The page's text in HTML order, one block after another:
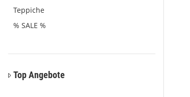
Teppiche
% SALE %
Top Angebote